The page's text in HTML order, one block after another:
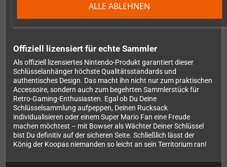
ALLE ABLEHNEN
Abnutzung – Dein Bowser-Anhänger bleibt lange Zeit in Top-
Form.
Offiziell lizensiert für echte Sammler
Als offiziell lizensiertes Nintendo-Produkt garantiert dieser
Schlüsselanhänger höchste Qualitätsstandards und
authentisches Design. Das macht ihn nicht nur zum praktischen
Accessoire, sondern auch zum begehrten Sammlerstück für
Retro-Gaming-Enthusiasten. Egal ob Du Deine
Schlüsselsammlung aufpeppen, Deinen Rucksack
individualisieren oder einem Super Mario Fan eine Freude
machen möchtest – mit Bowser als Wächter Deiner Schlüssel
bist Du definitiv auf der sicheren Seite. Schließlich lässt der
König der Koopas niemanden so leicht an sein Territorium ran!